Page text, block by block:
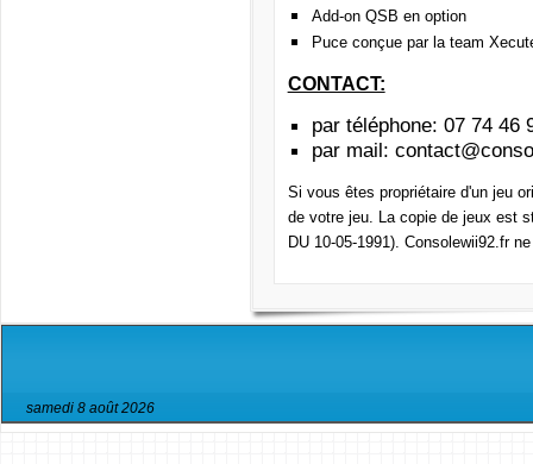
Add-on QSB en option
Puce conçue par la team
CONTACT:
par téléphone: 07 74 46
par mail:
Si vous êtes propriétaire d'un jeu
de votre jeu. La copie de jeux est
DU 10-05-1991). Consolewii92.fr
samedi 8 août 2026